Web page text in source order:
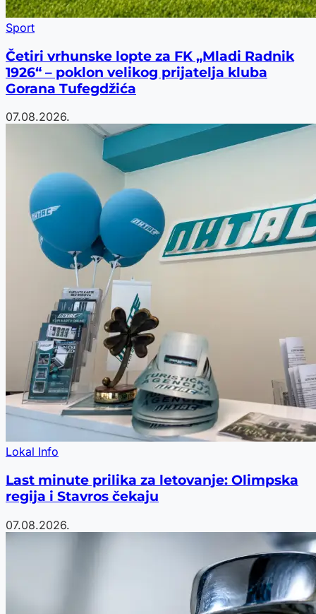
Sport
Četiri vrhunske lopte za FK „Mladi Radnik
1926“ – poklon velikog prijatelja kluba
Gorana Tufegdžića
07.08.2026.
Lokal Info
Last minute prilika za letovanje: Olimpska
regija i Stavros čekaju
07.08.2026.